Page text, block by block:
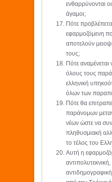
ενθαρρύνονται
άγαμοι;
Πότε
εφαρμοζόμενη
αποτελούν
τους;
Πότε αναμένεται
όλους τους
ελληνική
όλων των
Πότε θα
παράνομων
νέων ώστε να
πληθυσμιακή
το τέλος του
Αυτή η
αντιπολυτεκνική,